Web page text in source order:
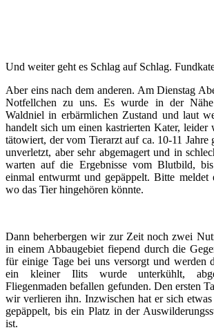
Und weiter geht es Schlag auf Schlag.
Aber eins nach dem anderen. Am Dienstag
Notfellchen zu uns. Es wurde in der
Waldniel in erbärmlichen Zustand und laut
handelt sich um einen kastrierten Kater, leider
tätowiert, der vom Tierarzt auf ca. 10-11 Jahre
unverletzt, aber sehr abgemagert und in
warten auf die Ergebnisse vom Blutbild,
einmal entwurmt und gepäppelt. Bitte
wo das Tier hingehören könnte.
Dann beherbergen wir zur Zeit noch zwei
in einem Abbaugebiet fiepend durch die
für einige Tage bei uns versorgt und werden
ein kleiner Ilits wurde unterkühlt,
Fliegenmaden befallen gefunden. Den ersten
wir verlieren ihn. Inzwischen hat er sich
gepäppelt, bis ein Platz in der
ist.